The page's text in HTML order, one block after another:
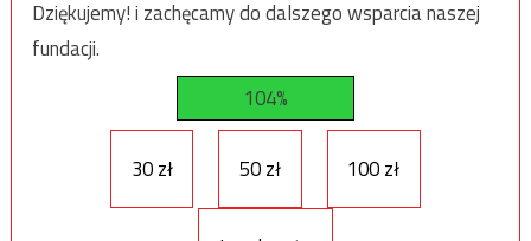
Dziękujemy! i zachęcamy do dalszego wsparcia naszej
fundacji.
104%
30 zł 50 zł 100 zł